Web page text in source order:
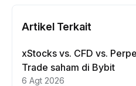
Artikel Terkait
xStocks vs. CFD vs.
Trade saham di Bybit
6 Agt 2026